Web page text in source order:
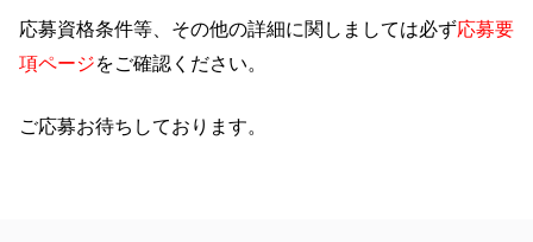
応募資格条件等、その他の詳細に関しましては必ず応募要
項ページをご確認ください。
ご応募お待ちしております。